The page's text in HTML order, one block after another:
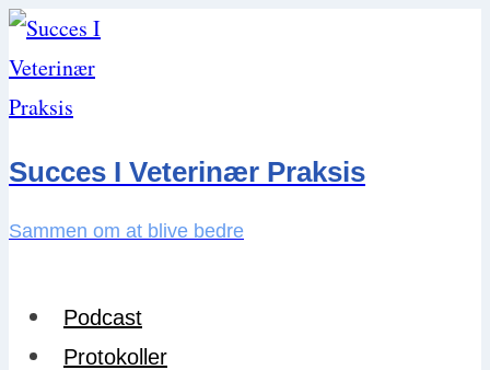
Skip
to
content
Succes I Veterinær Praksis
Sammen om at blive bedre
Podcast
Protokoller